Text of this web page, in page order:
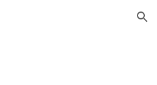
Skip to navigation